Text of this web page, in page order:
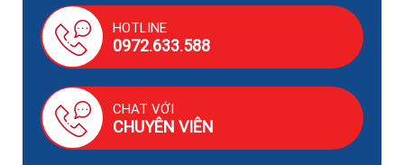
HOTLINE
0972.633.588
CHAT VỚI
CHUYÊN VIÊN